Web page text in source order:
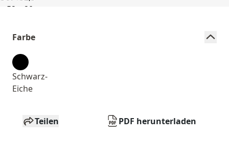
Farbe
Schwarz-
Eiche
Teilen PDF herunterladen